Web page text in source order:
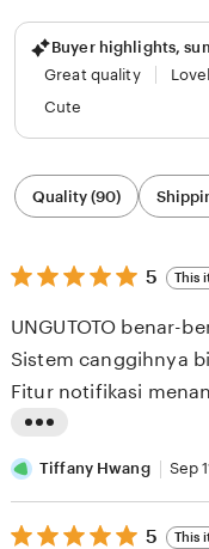
Buyer highlights,
Great quality
Cute
Filter
by
category
Quality (90)
5
out
5
stars
5 This
i
s
t
UNGUTOTO benar-
Sistem canggihnya
Fitur notifikasi
Tiffany Hwang Sep
5
5 This